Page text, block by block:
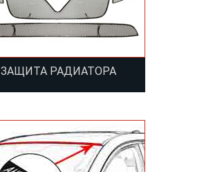
ЗАЩИТА РАДИАТОРА